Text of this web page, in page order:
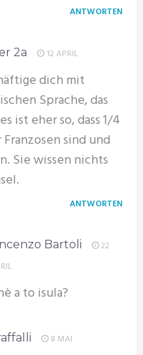
ANTWORTEN
2a 12 APRIL
dich mit
Sprache, das
ist eher so, dass 1/4
sind und
Sie wissen nichts
ANTWORTEN
Bartoli
22
a to isula?
8 MAI